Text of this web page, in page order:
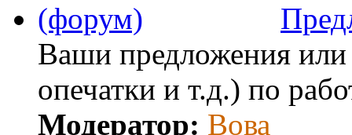
Ваши предложения или
опечатки и т.д.) по
Модератор: Вова